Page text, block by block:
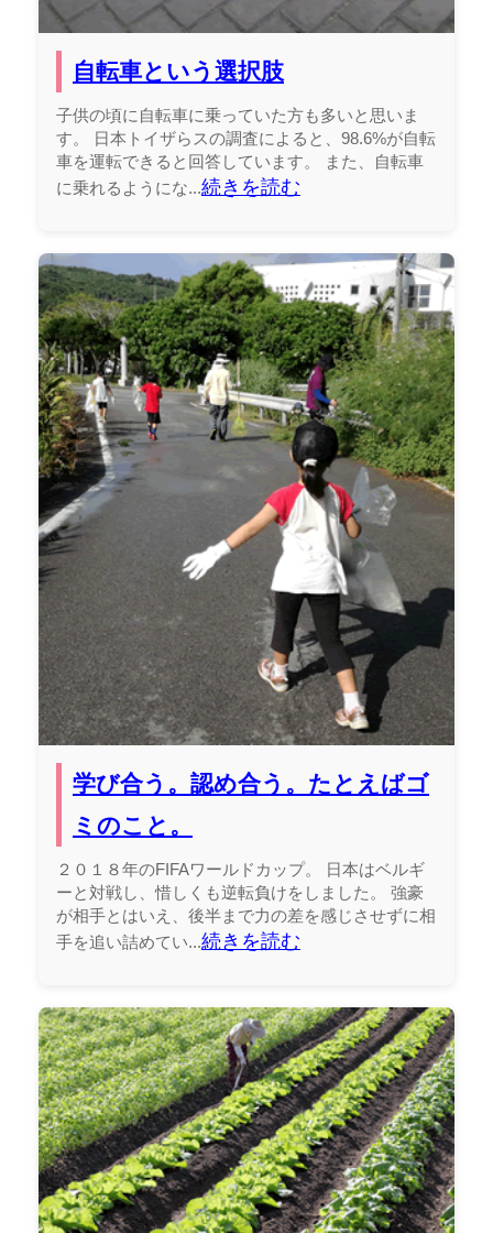
自転車という選択肢
子供の頃に自転車に乗っていた方も多いと思いま
す。 日本トイザらスの調査によると、98.6%が自転
車を運転できると回答しています。 また、自転車
に乗れるようにな...続きを読む
学び合う。認め合う。たとえばゴ
ミのこと。
２０１８年のFIFAワールドカップ。 日本はベルギ
ーと対戦し、惜しくも逆転負けをしました。 強豪
が相手とはいえ、後半まで力の差を感じさせずに相
手を追い詰めてい...続きを読む